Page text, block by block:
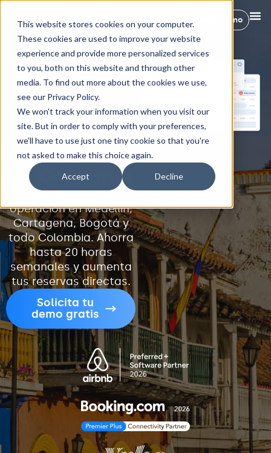
This website stores cookies on your computer.
These cookies are used to improve your website
experience and provide more personalized services
to you, both on this website and through other
media. To find out more about the cookies we use,
see our Privacy Policy.
We won't track your information when you visit our
site. But in order to comply with your preferences,
we'll have to use just one tiny cookie so that you're
not asked to make this choice again.
Accept Decline
Reservar demo
El Software
#1 para
gestión de
alquileres
vacacionales
en Colombia
Automatiza tu
operación en Medellín,
Cartagena, Bogotá y
todo Colombia. Ahorra
hasta 20 horas
semanales y aumenta
tus reservas directas.
Solicita tu
demo gratis